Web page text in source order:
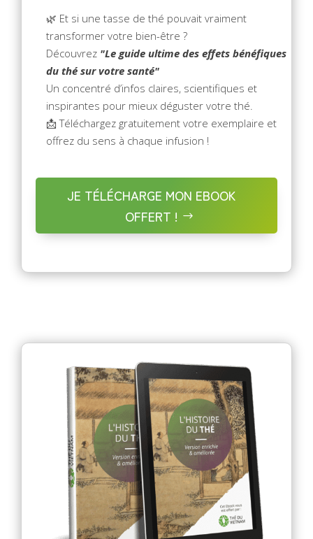
🌿 Et si une tasse de thé pouvait vraiment
transformer votre bien-être ?
Découvrez "Le guide ultime des effets bénéfiques
du thé sur votre santé"
Un concentré d’infos claires, scientifiques et
inspirantes pour mieux déguster votre thé.
📩 Téléchargez gratuitement votre exemplaire et
offrez du sens à chaque infusion !
JE TÉLÉCHARGE MON EBOOK
OFFERT !